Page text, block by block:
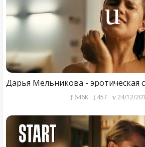
Дарья Мельникова - эротическая
646K 457 24/12/